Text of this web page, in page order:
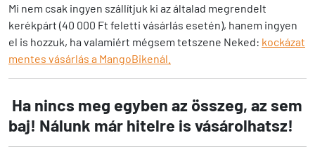
Mi nem csak ingyen szállítjuk ki az általad megrendelt
kerékpárt (40 000 Ft feletti vásárlás esetén), hanem ingyen
el is hozzuk, ha valamiért mégsem tetszene Neked: kockázat
mentes vásárlás a MangoBikenál.
Ha nincs meg egyben az összeg, az sem
baj! Nálunk már hitelre is vásárolhatsz!